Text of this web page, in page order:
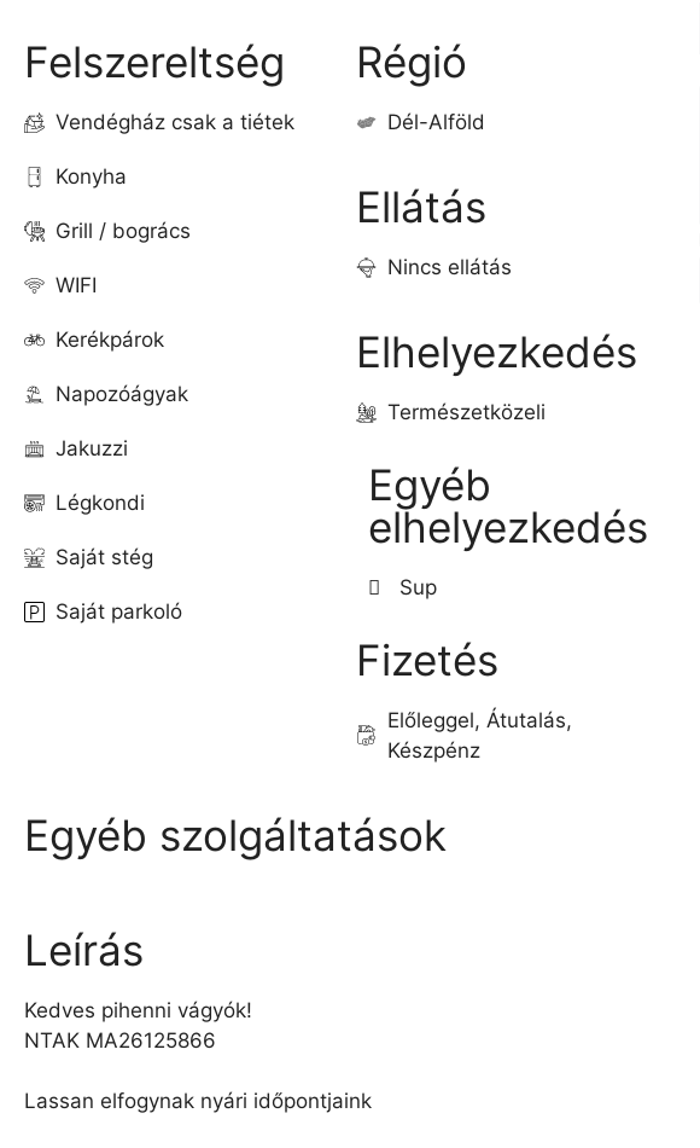
Felszereltség
Vendégház csak a tiétek
Konyha
Grill / bogrács
WIFI
Kerékpárok
Napozóágyak
Jakuzzi
Légkondi
Saját stég
Saját parkoló
Régió
Dél-Alföld
Ellátás
Nincs ellátás
Elhelyezkedés
Természetközeli
Egyéb
elhelyezkedés
Sup
Fizetés
Előleggel, Átutalás,
Készpénz
Egyéb szolgáltatások
Leírás
Kedves pihenni vágyók!
NTAK MA26125866
Lassan elfogynak nyári időpontjaink